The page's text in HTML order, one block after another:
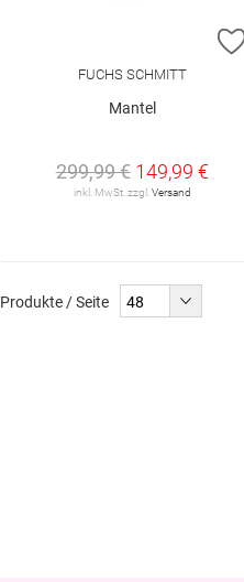
FUCHS SCHMITT
Mantel
299,99 € 149,99 €
inkl. MwSt. zzgl. Versand
Produkte / Seite